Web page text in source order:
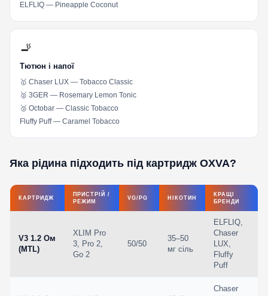
ELFLIQ — Pineapple Coconut
🚬
Тютюн і напої
🥇 Chaser LUX — Tobacco Classic
🥈 3GER — Rosemary Lemon Tonic
🥉 Octobar — Classic Tobacco
Fluffy Puff — Caramel Tobacco
Яка рідина підходить під картридж OXVA?
КАРТРИДЖ
ПРИСТРІЙ /
РЕЖИМ
VG/PG НІКОТИН
КРАЩІ
БРЕНДИ
V3 1.2 Ом
(MTL)
XLIM Pro
3, Pro 2,
Go 2
50/50
35–50
мг сіль
ELFLIQ,
Chaser
LUX,
Fluffy
Puff
Chaser